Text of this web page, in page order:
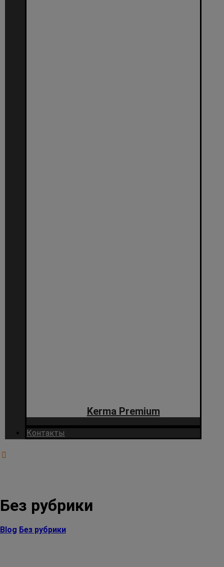
Kerma Premium
Контакты
Без рубрики
Blog Без рубрики